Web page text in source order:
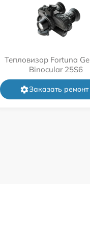
Тепловизор Fortuna
Binocular 25S6
Заказать ремонт